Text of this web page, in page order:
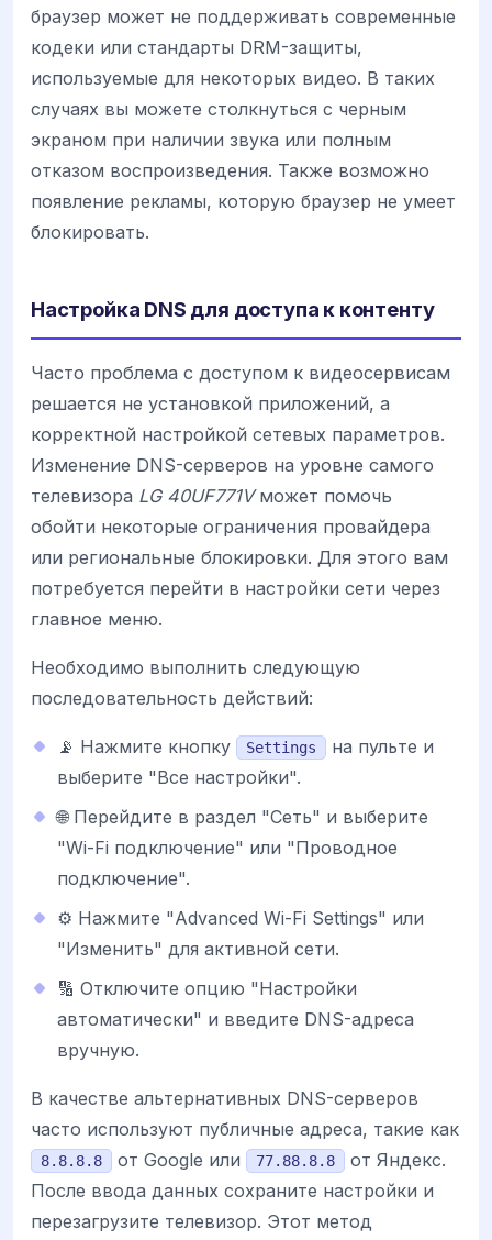
браузер может не поддерживать современные
кодеки или стандарты DRM-защиты,
используемые для некоторых видео. В таких
случаях вы можете столкнуться с черным
экраном при наличии звука или полным
отказом воспроизведения. Также возможно
появление рекламы, которую браузер не умеет
блокировать.
Настройка DNS для доступа к контенту
Часто проблема с доступом к видеосервисам
решается не установкой приложений, а
корректной настройкой сетевых параметров.
Изменение DNS-серверов на уровне самого
телевизора LG 40UF771Vможет помочь
обойти некоторые ограничения провайдера
или региональные блокировки. Для этого вам
потребуется перейти в настройки сети через
главное меню.
Необходимо выполнить следующую
последовательность действий:
📡 Нажмите кнопку Settings
на пульте и
выберите "Все настройки".
🌐 Перейдите в раздел "Сеть" и выберите
"Wi-Fi подключение" или "Проводное
подключение".
⚙️ Нажмите "Advanced Wi-Fi Settings" или
"Изменить" для активной сети.
🔢 Отключите опцию "Настройки
автоматически" и введите DNS-адреса
вручную.
В качестве альтернативных DNS-серверов
часто используют публичные адреса, такие как
8.8.8.8 от Google или 77.88.8.8
от Яндекс.
После ввода данных сохраните настройки и
перезагрузите телевизор. Этот метод